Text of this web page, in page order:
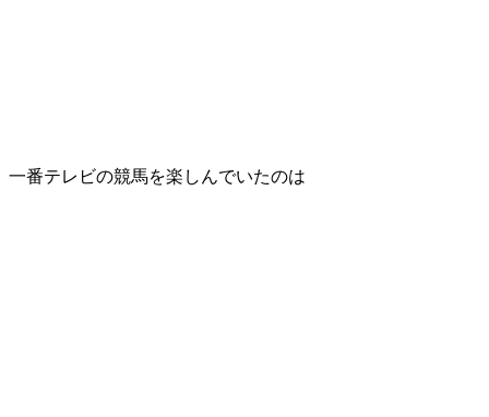
一番テレビの競馬を楽しんでいたのは